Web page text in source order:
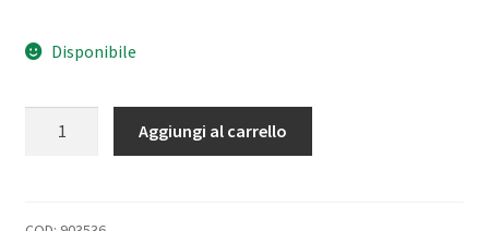
originale
era:
14,00€.
è:
9,38€.
Disponibile
Aggiungi al carrello